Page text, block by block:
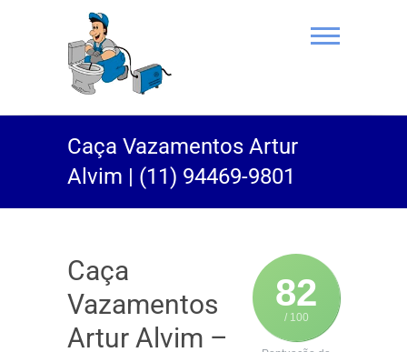
(11) 94469-
9801 |
Desentupidora
Rei do Esgoto
Caça Vazamentos Artur
Alvim | (11) 94469-9801
82
/ 100
Caça
Vazamentos
Artur Alvim –